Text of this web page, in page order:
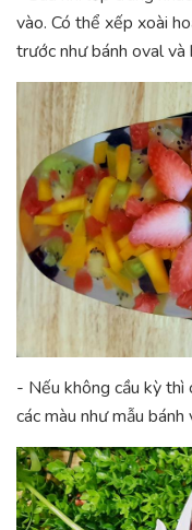
vào. Có thể xếp xoài
trước như bánh oval và
- Nếu không cầu kỳ thì
các màu như mẫu